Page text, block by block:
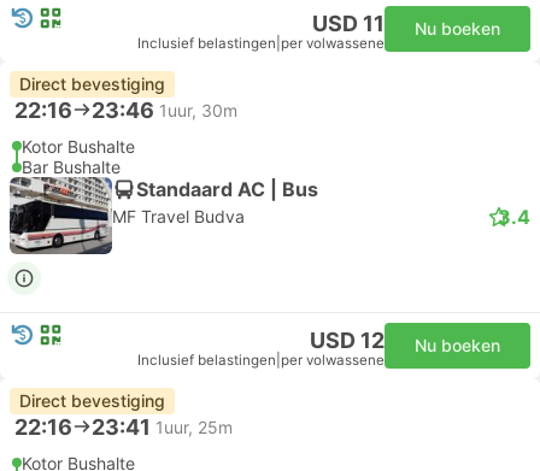
USD 11
Inclusief belastingen per volwassene
Nu boeken
Direct bevestiging
22:16 23:46 1uur, 30m
Kotor Bushalte
Bar Bushalte
Standaard AC | Bus
MF Travel Budva 3.4
USD 12
Inclusief belastingen per volwassene
Nu boeken
Direct bevestiging
22:16 23:41 1uur, 25m
Kotor Bushalte